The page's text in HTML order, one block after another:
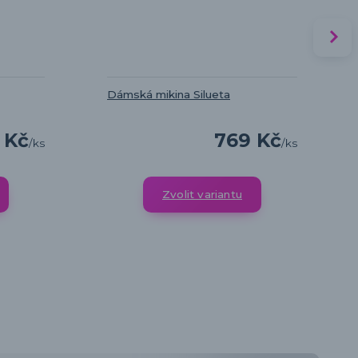
/ks
Dámská mikina Silueta
769 Kč/ks
Zvolit variantu